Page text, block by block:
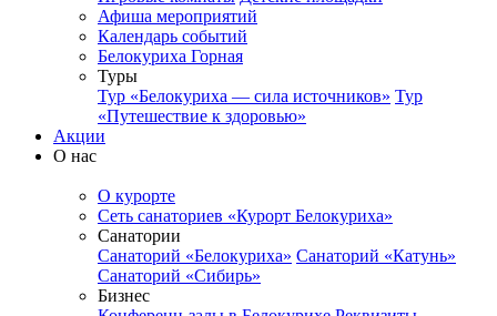
Афиша мероприятий
Календарь событий
Белокуриха Горная
Туры
Тур «Белокуриха — сила источников» Тур
«Путешествие к здоровью»
Акции
О нас
О курорте
Сеть санаториев «Курорт Белокуриха»
Санатории
Санаторий «Белокуриха» Санаторий «Катунь»
Санаторий «Сибирь»
Бизнес